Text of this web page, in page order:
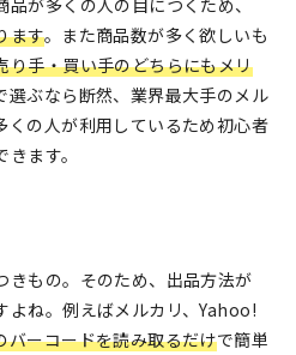
ます。また商品数が多く欲しいも
り手・買い手のどちらにもメリ
選ぶなら断然、業界最大手のメル
くの人が利用しているため初心者
ます。
きもの。そのため、出品方法が
よね。例えばメルカリ、Yahoo!
バーコードを読み取るだけで簡単